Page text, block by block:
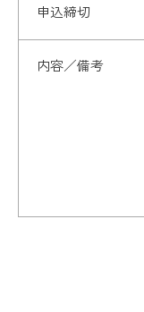
申込締切
内容／備考